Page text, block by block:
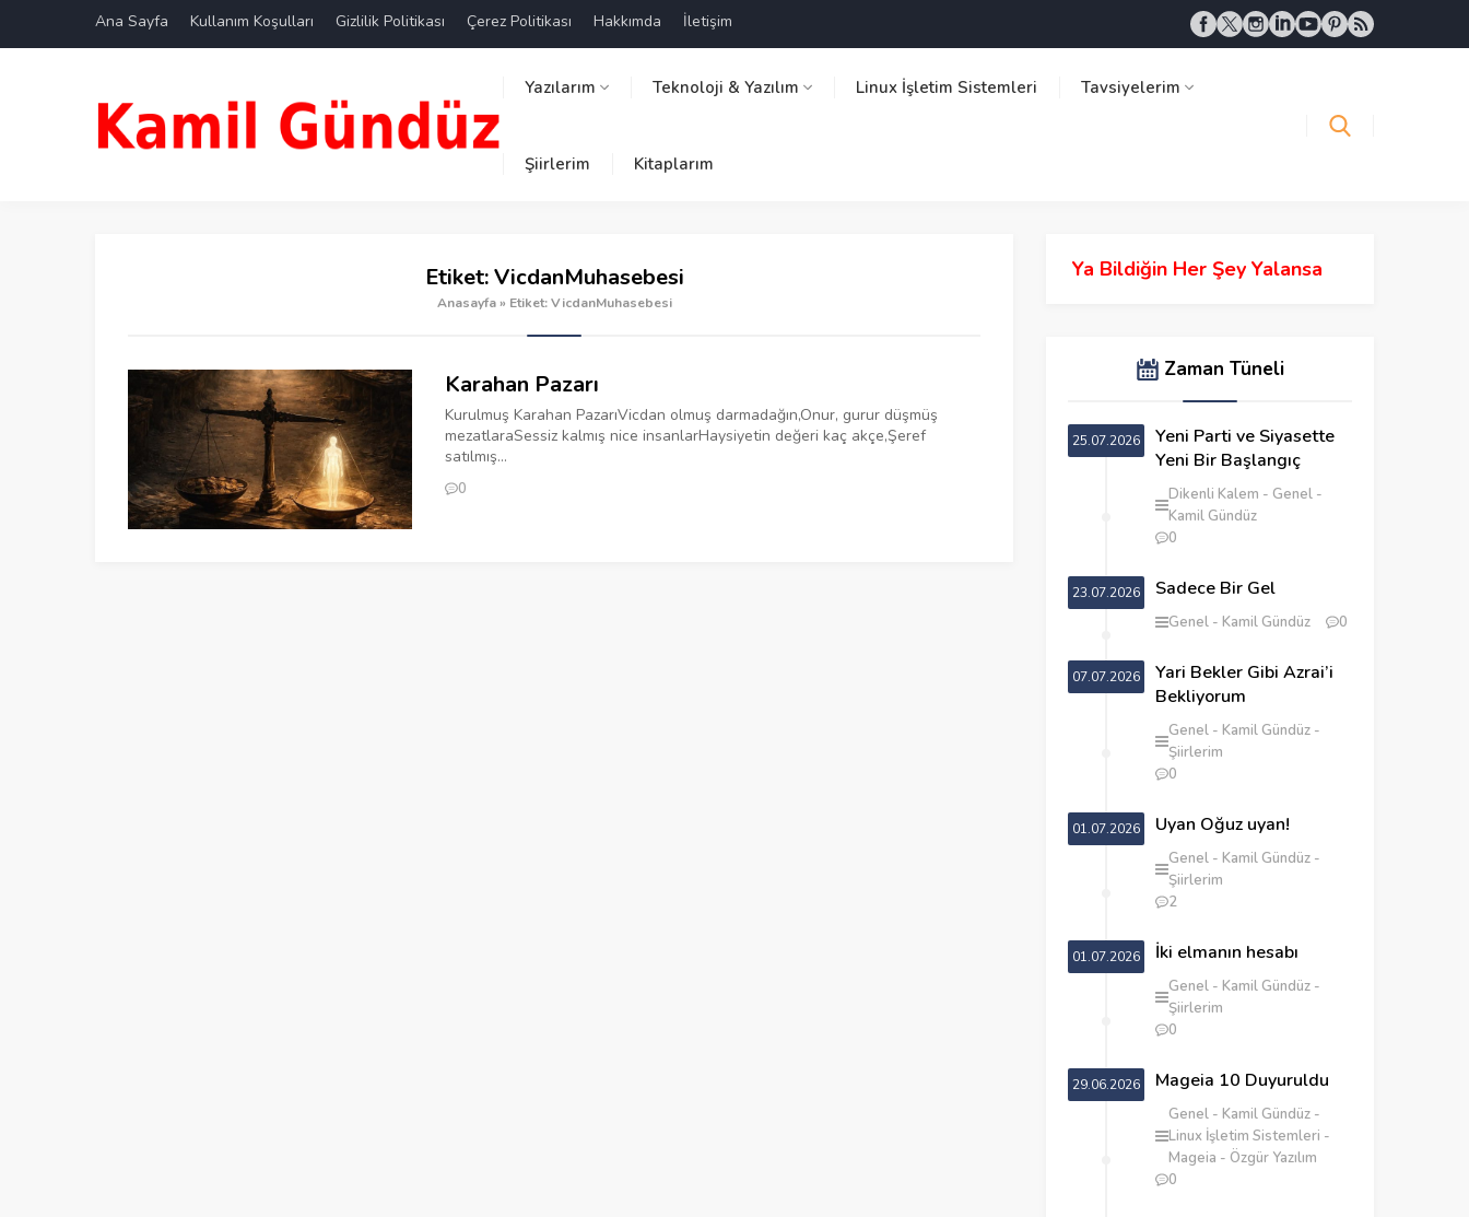
Ana Sayfa Kullanım Koşulları Gizlilik Politikası Çerez Politikası Hakkımda İletişim
Yazılarım Teknoloji & Yazılım Linux İşletim Sistemleri Tavsiyelerim
Şiirlerim Kitaplarım
Etiket:VicdanMuhasebesi
Anasayfa » Etiket: VicdanMuhasebesi
Karahan Pazarı
Kurulmuş Karahan Pazarı‎Vicdan olmuş darmadağın,‎Onur, gurur düşmüş
mezatlara‎Sessiz kalmış nice insanlar‎‎Haysiyetin değeri kaç akçe,‎Şeref
satılmış...
0
Ya Bildiğin Her Şey Yalansa
Zaman Tüneli
25.07.2026
Yeni Parti ve Siyasette
Yeni Bir Başlangıç
Dikenli Kalem
Genel
Kamil Gündüz
0
23.07.2026 Sadece Bir Gel
Genel Kamil Gündüz 0
07.07.2026
Yari Bekler Gibi Azrai’i
Bekliyorum
Genel
Kamil Gündüz
Şiirlerim
0
01.07.2026 Uyan Oğuz uyan!
Genel
Kamil Gündüz
Şiirlerim
2
01.07.2026 İki elmanın hesabı
Genel
Kamil Gündüz
Şiirlerim
0
29.06.2026 Mageia 10 Duyuruldu
Genel
Kamil Gündüz
Linux İşletim Sistemleri
Mageia
Özgür Yazılım
0